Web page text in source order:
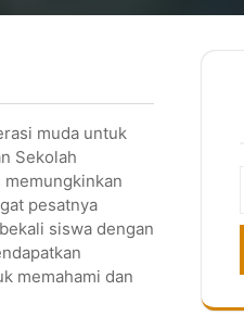
muda untuk
Sekolah
pesatnya
siswa dengan
memahami dan